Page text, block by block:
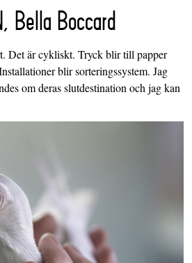
Bella Boccard
Det är cykliskt. Tryck blir till papper
blir sorteringssystem. Jag
om deras slutdestination och jag kan